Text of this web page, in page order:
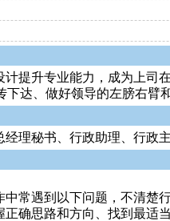
提升专业能力，成为上
达、做好领导的左膀右臂
理秘书、行政助理、行政
常遇到以下问题，不清
确思路和方向、找到最适